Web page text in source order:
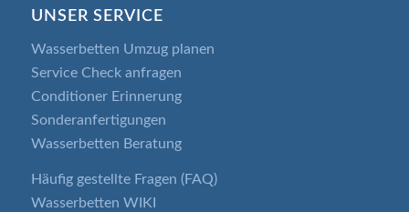
UNSER SERVICE
Wasserbetten Umzug planen
Service Check anfragen
Conditioner Erinnerung
Sonderanfertigungen
Wasserbetten Beratung
Häufig gestellte Fragen (FAQ)
Wasserbetten WIKI